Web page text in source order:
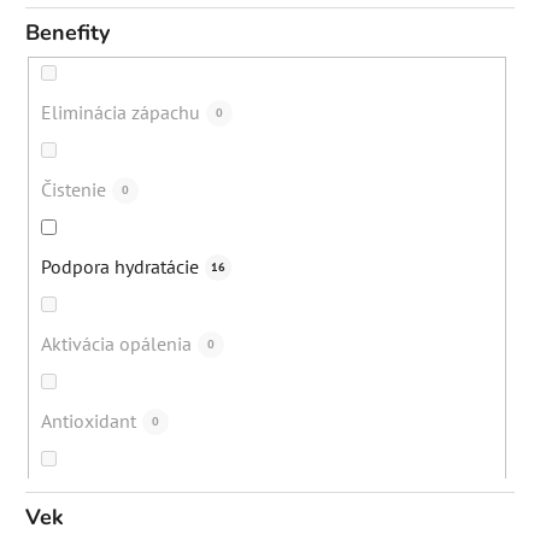
Strie 12
Benefity
Eliminácia zápachu 0
Čistenie 0
Podpora hydratácie 16
Aktivácia opálenia 0
Antioxidant 0
Ochrana pred mestským znečistením 0
Vek